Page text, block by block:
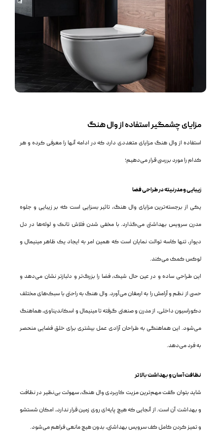
مزایای چشمگیر استفاده از وال هنگ
استفاده از وال هنگ مزایای متعددی دارد که در ادامه آ‌نها را معرفی کرده و هر
کدام را مورد بررسی قرار می‌دهیم؛
زیبایی و مدرنیته در طراحی فضا
یکی از برجسته‌ترین مزایای وال هنگ، تاثیر بسزایی است که بر زیبایی و جلوه
مدرن سرویس بهداشتی می‌گذارد. با مخفی شدن فلاش تانک و لوله‌ها در دل
دیوار، تنها کاسه توالت نمایان است که همین امر به ایجاد یک ظاهر مینیمال و
لوکس کمک می‌کند.
این طراحی ساده و در عین حال شیک، فضا را بزرگ‌تر و دلبازتر نشان می‌دهد و
حسی از نظم و آرامش را به ارمغان می‌آورد. وال هنگ به راحتی با سبک‌های مختلف
دکوراسیون داخلی، از مدرن و صنعتی گرفته تا مینیمال و اسکاندیناوی، هماهنگ
می‌شود. این هماهنگی به طراحان آزادی عمل بیشتری برای خلق فضایی منحصر
به فرد می‌دهد.
نظافت آسان و بهداشت بالاتر
شاید بتوان گفت مهم‌ترین مزیت کاربردی وال هنگ، سهولت بی‌نظیر در نظافت
و بهداشت آن است. از آنجایی که هیچ پایه‌ای روی زمین قرار ندارد، امکان شستشو
و تمیز کردن کامل کف سرویس بهداشتی، بدون هیچ مانعی فراهم می‌شود.